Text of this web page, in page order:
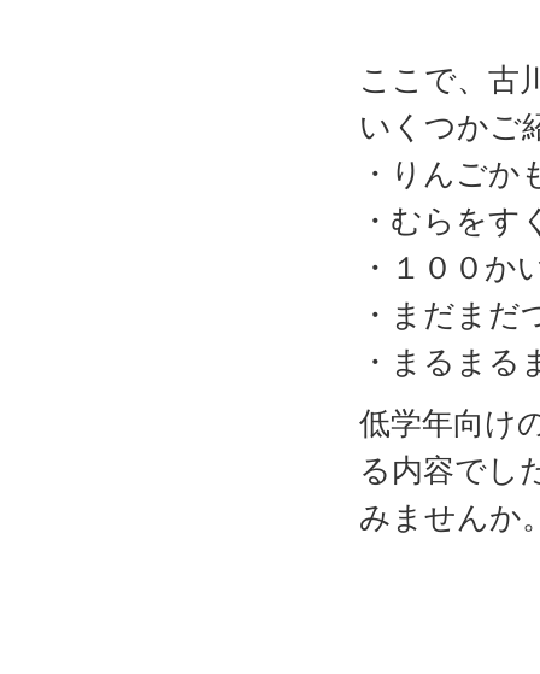
ここで、古
いくつかご
・りんごか
・むらを
・１００か
・まだま
・まるまる
低学年向け
る内容でし
みませんか